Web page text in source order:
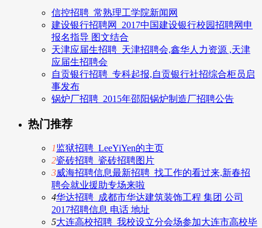
信控招聘_常熟理工学院新闻网
建设银行招聘网_2017中国建设银行校园招聘网申
报名指导 图文结合
天津应届生招聘_天津招聘会,鑫华人力资源 ,天津
应届生招聘会
自贡银行招聘_专科起报,自贡银行社招综合柜员启
事发布
锅炉厂招聘_2015年邵阳锅炉制造厂招聘公告
热门推荐
1监狱招聘_LeeYiYen的主页
2瓷砖招聘_瓷砖招聘图片
3威海招聘信息最新招聘_找工作的看过来,新春招
聘会就业援助专场来啦
4华达招聘_成都市华达建筑装饰工程 集团 公司
2017招聘信息 电话 地址
5大连高校招聘_我校设立分会场参加大连市高校毕